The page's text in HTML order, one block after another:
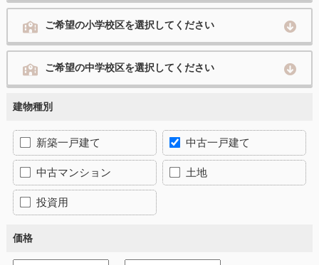
ご希望の小学校区を選択してください
ご希望の中学校区を選択してください
建物種別
新築一戸建て 中古一戸建て
中古マンション 土地
投資用
価格